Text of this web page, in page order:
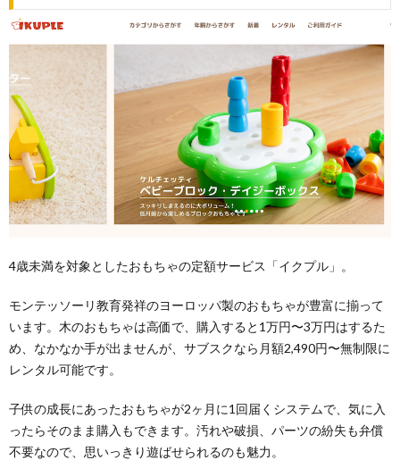
4歳未満を対象としたおもちゃの定額サービス「イクプル」。
モンテッソーリ教育発祥のヨーロッパ製のおもちゃが豊富に揃って
います。木のおもちゃは高価で、購入すると1万円〜3万円はするた
め、なかなか手が出ませんが、サブスクなら月額2,490円〜無制限に
レンタル可能です。
子供の成長にあったおもちゃが2ヶ月に1回届くシステムで、気に入
ったらそのまま購入もできます。汚れや破損、パーツの紛失も弁償
不要なので、思いっきり遊ばせられるのも魅力。